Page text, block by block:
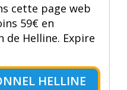
cette page web
59€ en
Helline. Expire
HELLINE